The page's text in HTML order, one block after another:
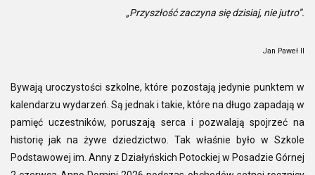
„Przyszłość zaczyna się dzisiaj, nie jutro”.
Jan Paweł II
Bywają uroczystości szkolne, które pozostają jedynie punktem w
kalendarzu wydarzeń. Są jednak i takie, które na długo zapadają w
pamięć uczestników, poruszają serca i pozwalają spojrzeć na
historię jak na żywe dziedzictwo. Tak właśnie było w Szkole
Podstawowej im. Anny z Działyńskich Potockiej w Posadzie Górnej